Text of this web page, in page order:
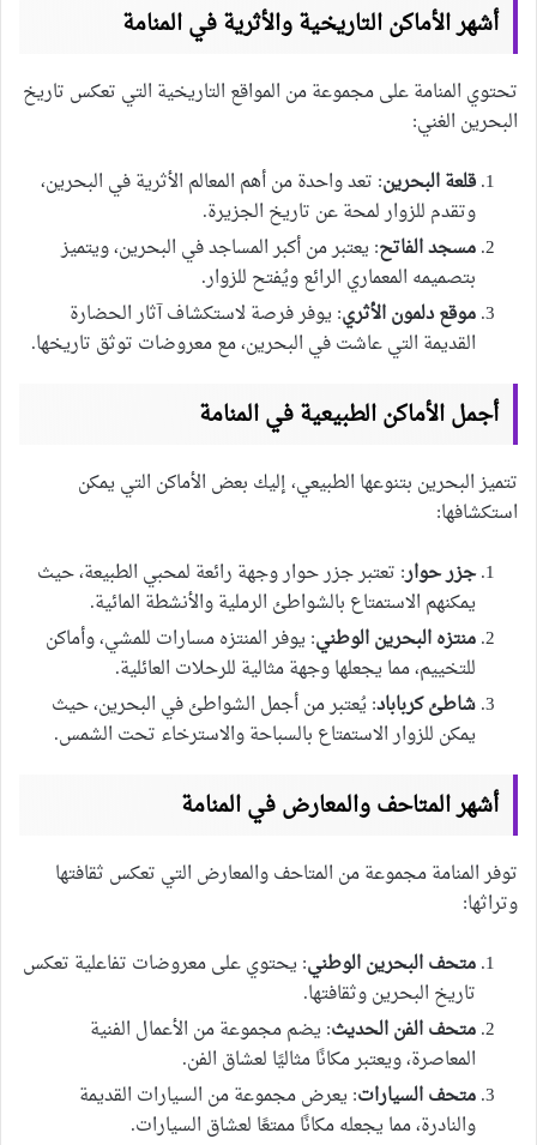
أشهر الأماكن التاريخية والأثرية في المنامة
تحتوي المنامة على مجموعة من المواقع التاريخية التي تعكس تاريخ
البحرين الغني:
قلعة البحرين: تعد واحدة من أهم المعالم الأثرية في البحرين،
وتقدم للزوار لمحة عن تاريخ الجزيرة.
مسجد الفاتح: يعتبر من أكبر المساجد في البحرين، ويتميز
بتصميمه المعماري الرائع ويُفتح للزوار.
موقع دلمون الأثري: يوفر فرصة لاستكشاف آثار الحضارة
القديمة التي عاشت في البحرين، مع معروضات توثق تاريخها.
أجمل الأماكن الطبيعية في المنامة
تتميز البحرين بتنوعها الطبيعي، إليك بعض الأماكن التي يمكن
استكشافها:
جزر حوار: تعتبر جزر حوار وجهة رائعة لمحبي الطبيعة، حيث
يمكنهم الاستمتاع بالشواطئ الرملية والأنشطة المائية.
منتزه البحرين الوطني: يوفر المنتزه مسارات للمشي، وأماكن
للتخييم، مما يجعلها وجهة مثالية للرحلات العائلية.
شاطئ كرباباد: يُعتبر من أجمل الشواطئ في البحرين، حيث
يمكن للزوار الاستمتاع بالسباحة والاسترخاء تحت الشمس.
أشهر المتاحف والمعارض في المنامة
توفر المنامة مجموعة من المتاحف والمعارض التي تعكس ثقافتها
وتراثها:
متحف البحرين الوطني: يحتوي على معروضات تفاعلية تعكس
تاريخ البحرين وثقافتها.
متحف الفن الحديث: يضم مجموعة من الأعمال الفنية
المعاصرة، ويعتبر مكانًا مثاليًا لعشاق الفن.
متحف السيارات: يعرض مجموعة من السيارات القديمة
والنادرة، مما يجعله مكانًا ممتعًا لعشاق السيارات.